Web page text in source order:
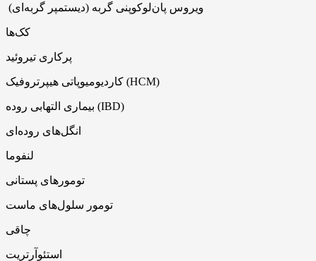
ویروس پان‌لوکوپنی گربه (دیستمپر گربه‌ای)
کک‌ها
پرکاری تیروئید
کاردیومیوپاتی هیپرتروفیک (HCM)
بیماری التهابی روده (IBD)
انگل‌های روده‌ای
لنفوما
تومورهای پستانی
تومور سلول‌های ماست
چاقی
استئوآرتریت